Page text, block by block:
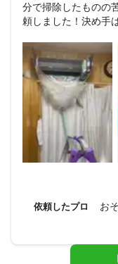
分で掃除したものの
頼しました！決め手
のところもありまし
る事、室外機洗浄の
洗ってくれると事前
洗ってオプション費
たり安心して任せら
実際に作業中も、こ
してくださって、最
もなかったか？と思
てもらったらめちゃ
ねが凄く汚れていた
いますが床が何ヶ所
だきました。
依頼したプロ お